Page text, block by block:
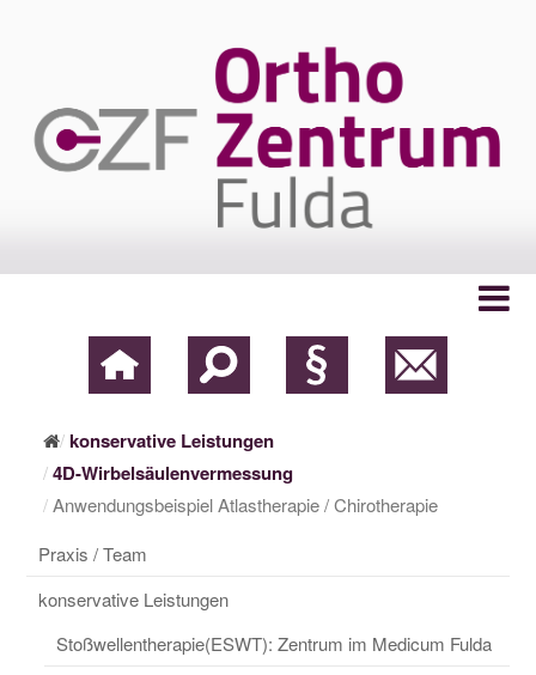
konservative Leistungen
4D-Wirbelsäulenvermessung
Anwendungsbeispiel Atlastherapie / Chirotherapie
Praxis / Team
konservative Leistungen
Stoßwellentherapie(ESWT): Zentrum im Medicum Fulda